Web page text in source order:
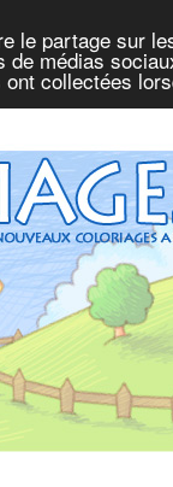
le partage sur
médias
collectées